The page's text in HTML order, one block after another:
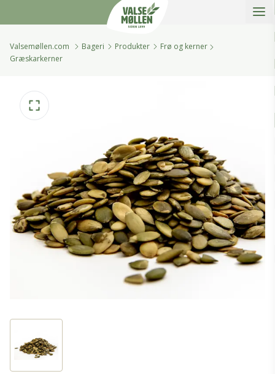
Valsemøllen.com Bageri Produkter
Frø og kerner
Græskarkerner